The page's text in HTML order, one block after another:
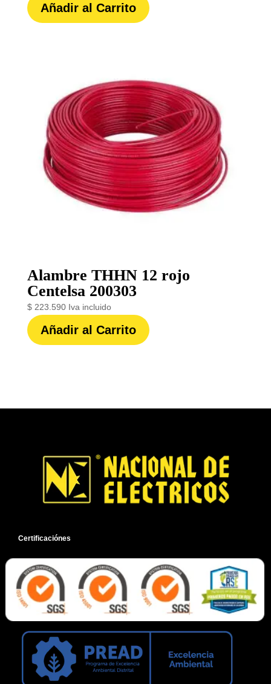
Añadir al Carrito
Alambre THHN 12 rojo
Centelsa 200303
$223.590 Iva incluido
Añadir al Carrito
Certificaciónes